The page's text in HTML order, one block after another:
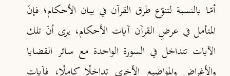
أمّا بالنسبة لتنوّع طرق القرآن في بيان الأحكام؛ فإنّ
المتأمل في عرضِ القرآن آيات الأحكام، يرى أنّ تلك
الآيات تتداخل في السورة الواحدة مع سائر القضايا